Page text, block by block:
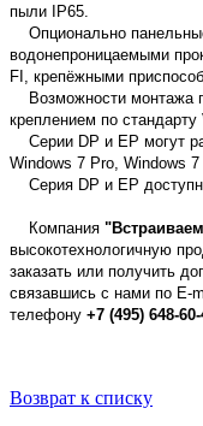
пыли IP65.
Опционально
водонепроницаемыми
FI, крепёжными
Возможности монтажа
креплением по стандарту
Серии DP и EP могут
Windows 7 Pro, Windows 7
Серия DP и EP
Компания
высокотехнологичную
заказать или получить
связавшись с нами по E-
телефону +7 (495) 648-
Возврат к списку